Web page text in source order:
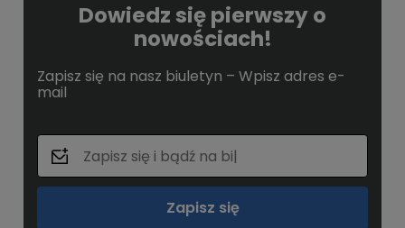
Dowiedz się pierwszy o
nowościach!
Zapisz się na nasz biuletyn – Wpisz adres e-
mail
Zapisz się